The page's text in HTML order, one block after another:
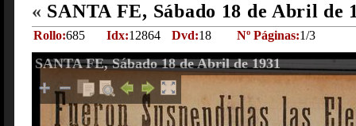
« SANTA FE, Sábado 18 de Abril de
Rollo:685 Idx:12864 Dvd:18 Nº Páginas:1/3
SANTA FE, Sábado 18 de Abril de 1931